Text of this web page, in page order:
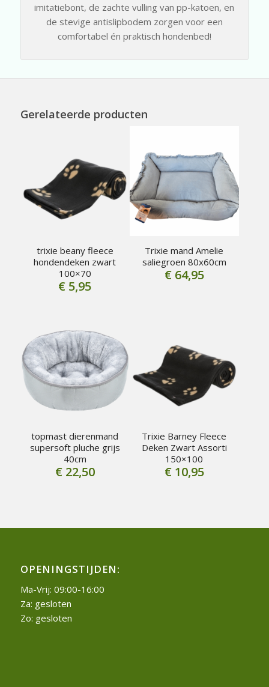
imitatiebont, de zachte vulling van pp-katoen, en
de stevige antislipbodem zorgen voor een
comfortabel én praktisch hondenbed!
Gerelateerde producten
trixie beany fleece
hondendeken zwart
100×70
€ 5,95
Trixie mand Amelie
saliegroen 80x60cm
€64,95
topmast dierenmand
supersoft pluche grijs
40cm
€22,50
Trixie Barney Fleece
Deken Zwart Assorti
150×100
€10,95
OPENINGSTIJDEN:
Ma-Vrij: 09:00-16:00
Za: gesloten
Zo: gesloten